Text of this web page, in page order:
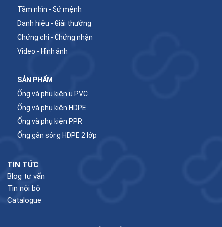
Tầm nhìn - Sứ mệnh
Danh hiệu - Giải thưởng
Chứng chỉ - Chứng nhận
Video - Hình ảnh
SẢN PHẨM
Ống và phụ kiện u.PVC
Ống và phụ kiện HDPE
Ống và phụ kiện PPR
Ống gân sóng HDPE 2 lớp
TIN TỨC
Blog tư vấn
Tin nội bộ
Catalogue